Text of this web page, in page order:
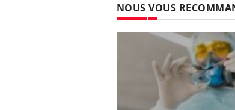
NOUS VOUS